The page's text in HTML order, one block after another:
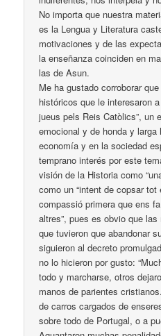
No importa que nuestra
es la Lengua y Literatura
motivaciones y de las
la enseñanza coinciden en
las de Asun.
Me ha gustado corroborar
históricos que le interesaron
jueus pels Reis Catòlics”, un
emocional y de honda y
economía y en la sociedad
temprano interés por este
visión de la Historia como
como un “intent de copsar
compassió primera que ens
altres”, pues es obvio que
que tuvieron que abandonar
siguieron al decreto
no lo hicieron por gusto:
todo y marcharse, otros
manos de parientes
de carros cargados de
sobre todo de Portugal, o a